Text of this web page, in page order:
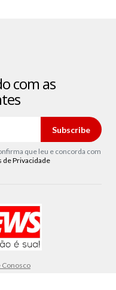
com as
Subscribe
que leu e concorda com
de Privacidade
Conosco